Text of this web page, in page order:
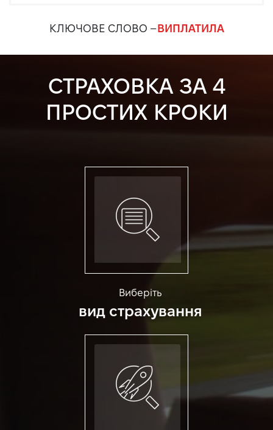
КЛЮЧОВЕ СЛОВО –ВИПЛАТИЛА
СТРАХОВКА ЗА 4
ПРОСТИХ КРОКИ
Виберіть
вид страхування